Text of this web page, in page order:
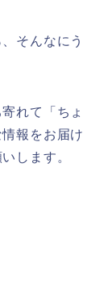
そんなにう
れて「ちょ
報をお届け
します。